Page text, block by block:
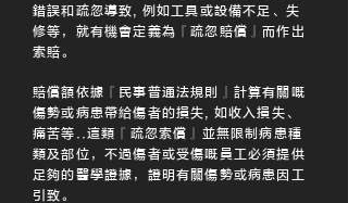
錯誤和疏忽導致, 例如工具或設備不足、失
修等，就有機會定義為『疏忽賠償』而作出
索賠。
賠償額依據『民事普通法規則』計算有關嘅
傷勢或病患帶給傷者的損失, 如收入損失、
痛苦等..這類『疏忽索償』並無限制病患種
類及部位，不過傷者或受傷嘅員工必須提供
足夠的醫學證據，證明有關傷勢或病患因工
引致。